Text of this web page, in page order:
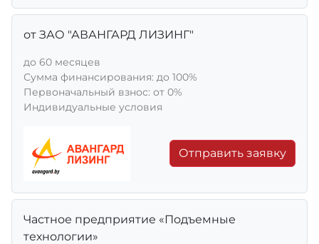
от ЗАО "АВАНГАРД ЛИЗИНГ"
до 60 месяцев
Сумма финансирования: до 100%
Первоначальный взнос: от 0%
Индивидуальные условия
Отправить заявку
Частное предприятие «Подъемные
технологии»